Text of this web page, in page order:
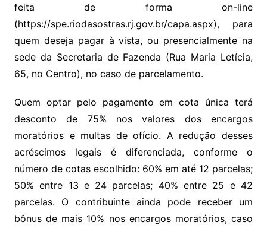
feita de forma on-line
(https://spe.riodasostras.rj.gov.br/capa.aspx), para
quem deseja pagar à vista, ou presencialmente na
sede da Secretaria de Fazenda (Rua Maria Letícia,
65, no Centro), no caso de parcelamento.
Quem optar pelo pagamento em cota única terá
desconto de 75% nos valores dos encargos
moratórios e multas de ofício. A redução desses
acréscimos legais é diferenciada, conforme o
número de cotas escolhido: 60% em até 12 parcelas;
50% entre 13 e 24 parcelas; 40% entre 25 e 42
parcelas. O contribuinte ainda pode receber um
bônus de mais 10% nos encargos moratórios, caso